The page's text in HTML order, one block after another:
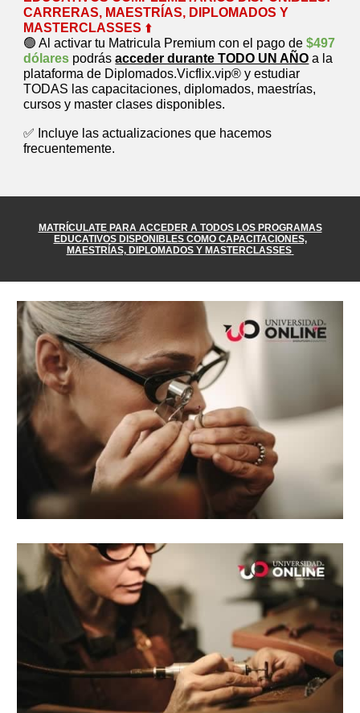
CARRERAS, MAESTRÍAS, DIPLOMADOS Y
MASTERCLASSES ⬆️
🟢 Al activar tu Matricula Premium con el pago de $497
dólares podrásacceder durante TODO UN AÑO a la
plataforma de Diplomados.Vicflix.vip® y estudiar
TODAS las capacitaciones, diplomados, maestrías,
cursos y master clases disponibles.
✅ Incluye las actualizaciones que hacemos
frecuentemente.
MATRÍCULATE PARA ACCEDER A TODOS LOS PROGRAMAS
EDUCATIVOS DISPONIBLES COMO CAPACITACIONES,
MAESTRÍAS, DIPLOMADOS Y MASTERCLASSES